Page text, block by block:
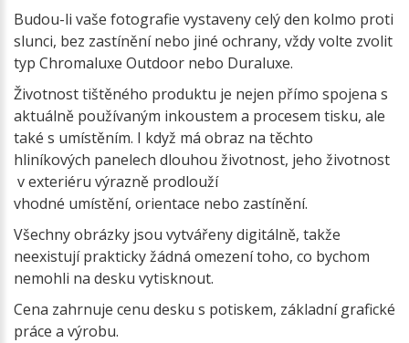
Budou-li vaše fotografie vystaveny celý den kolmo proti
slunci, bez zastínění nebo jiné ochrany, vždy volte zvolit
typ Chromaluxe Outdoor nebo Duraluxe.
Životnost tištěného produktu je nejen přímo spojena s
aktuálně používaným inkoustem a procesem tisku, ale
také s umístěním. I když má obraz na těchto
hliníkových panelech dlouhou životnost, jeho životnost
v exteriéru výrazně prodlouží
vhodné umístění, orientace nebo zastínění.
Všechny obrázky jsou vytvářeny digitálně, takže
neexistují prakticky žádná omezení toho, co bychom
nemohli na desku vytisknout.
Cena zahrnuje cenu desku s potiskem, základní grafické
práce a výrobu.